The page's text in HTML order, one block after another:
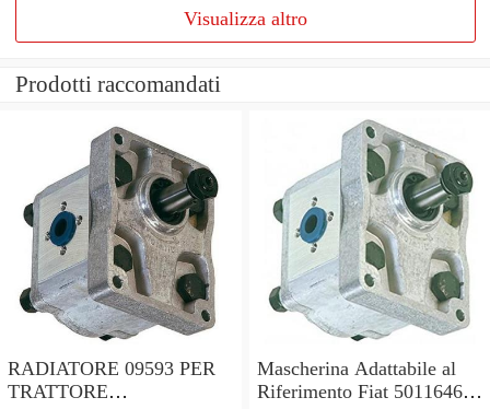
Visualizza altro
Prodotti raccomandati
RADIATORE 09593 PER
TRATTORE
Mascherina Adattabile al
Riferimento Fiat 5011646